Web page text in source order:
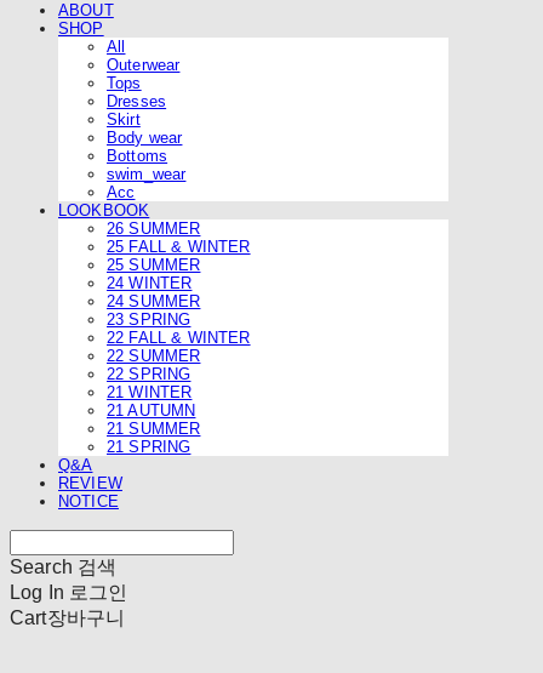
ABOUT
SHOP
All
Outerwear
Tops
Dresses
Skirt
Body wear
Bottoms
swim_wear
Acc
LOOKBOOK
26 SUMMER
25 FALL & WINTER
25 SUMMER
24 WINTER
24 SUMMER
23 SPRING
22 FALL & WINTER
22 SUMMER
22 SPRING
21 WINTER
21 AUTUMN
21 SUMMER
21 SPRING
Q&A
REVIEW
NOTICE
Search 검색
Log In 로그인
Cart장바구니